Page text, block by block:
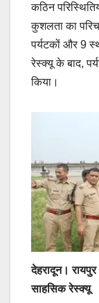
कठिन
कुशलता का
पर्यटकों और 9
रेस्क्यू के बाद,
किया।
देहरादून।
साहसिक रेस्क्यू